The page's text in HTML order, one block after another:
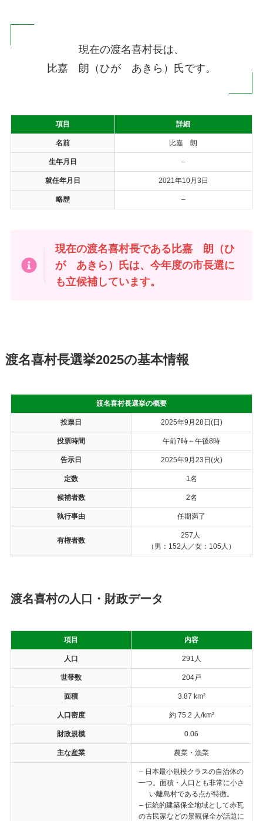
現在の渡名喜村長は、
比嘉 朗（ひが あきら）氏です。
項目 詳細
名前 比嘉 朗
生年月日 –
就任年月日 2021年10月3日
略歴 –
現在の渡名喜村長である比嘉 朗（ひ
が あきら）氏は、今年度の市長選に
も立候補しています。
渡名喜村長選挙2025の基本情報
渡名喜村長選挙の概要
投票日 2025年9月28日(日)
投票時間 午前7時～午後8時
告示日 2025年9月23日(火)
定数 1名
候補者数 2名
執行事由 任期満了
有権者数
257人
（男：152人／女：105人）
渡名喜村の人口・財政データ
項目 内容
人口 291人
世帯数 204戸
面積 3.87 km²
人口密度 約 75.2 人/km²
財政規模 0.06
主な産業 農業・漁業
– 日本最小規模クラスの自治体の
一つ。面積・人口とも非常に小さ
い離島村である点が特徴。
– 伝統的建築保全地域として赤瓦
の古民家などの景観保全が話題に